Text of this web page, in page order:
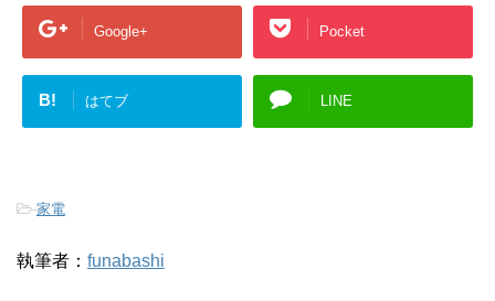
Google+ Pocket
B! はてブ LINE
-家電
執筆者： funabashi